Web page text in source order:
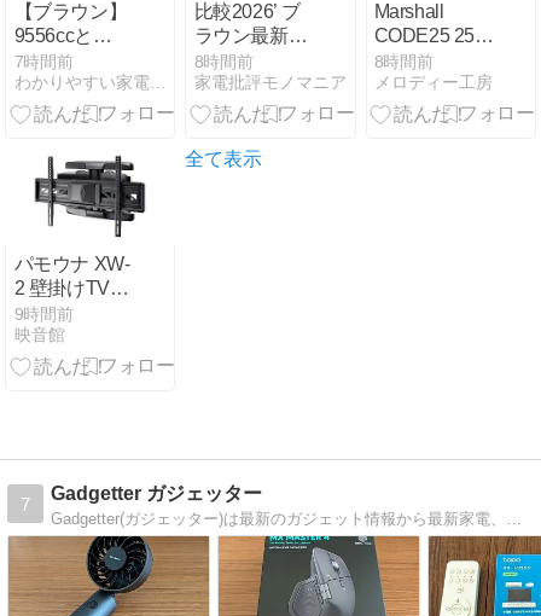
【ブラウン】
9556ccと
9551ccの違い
を比較！価格
と口コミでど
すすめを解説
7時間前
比較2026’ ブ
ラウン最新シ
ェーバー54機
の性能とおす
すめ・選び方
8時間前
家電批評モノマニア
Marshall
CODE25 25W
多機能モデリ
ングアンプの
魅力
8時間前
メロディー工房
パモウナ XW-
2 壁掛けTV金
具の選び方と
設置ポイント
9時間前
映音館
全て表示
7
Gadgetter ガジェッター